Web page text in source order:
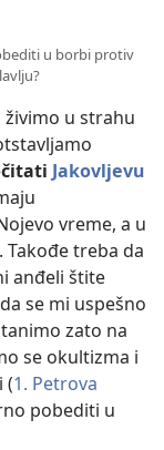
u borbi protiv
u strahu
Jakovljevu
vreme, a u
Takođe treba da
anđeli štite
se mi uspešno
zato na
se okultizma i
(1. Petrova
pobediti u